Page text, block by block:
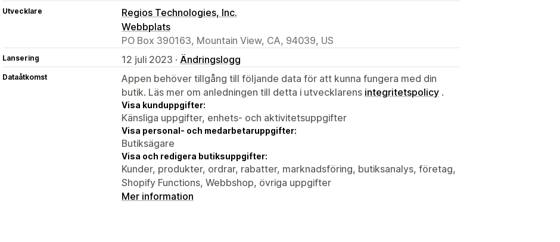
Utvecklare
Regios Technologies, Inc.
Webbplats
PO Box 390163, Mountain View, CA, 94039, US
Lansering 12 juli 2023 · Ändringslogg
Dataåtkomst
Appen behöver tillgång till följande data för att kunna fungera med din
butik. Läs mer om anledningen till detta i utvecklarens integritetspolicy .
Visa kunduppgifter:
Känsliga uppgifter, enhets- och aktivitetsuppgifter
Visa personal- och medarbetaruppgifter:
Butiksägare
Visa och redigera butiksuppgifter:
Kunder, produkter, ordrar, rabatter, marknadsföring, butiksanalys, företag,
Shopify Functions, Webbshop, övriga uppgifter
Mer information